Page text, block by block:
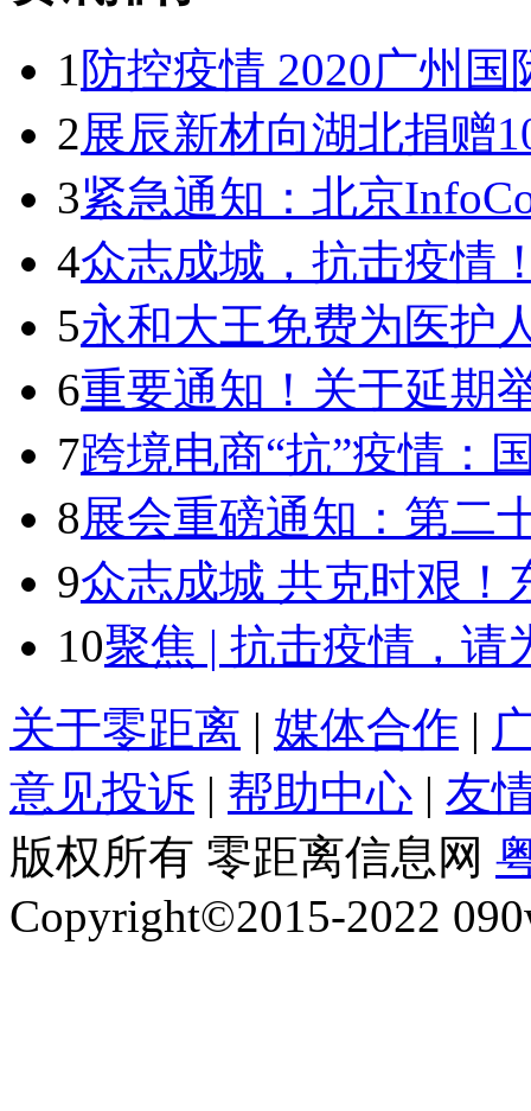
1 防控疫情 2020广州
2展辰新材向湖北捐赠
3紧急通知：北京
4众志成城，抗击疫情
5永和大王免费为医护
6重要通知！关于延期
7跨境电商“抗”疫情：
8展会重磅通知：第二
9众志成城 共克时艰！
10聚焦 | 抗击疫情，请
关于零距离 | 媒体合作 |
意见投诉 | 帮助中心 | 友
版权所有 零距离信息网
Copyright©2015-2022